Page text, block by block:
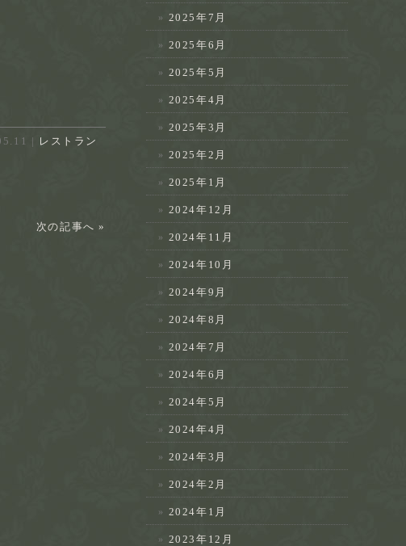
| レストラン
次の記事へ »
2025年7月
2025年6月
2025年5月
2025年4月
2025年3月
2025年2月
2025年1月
2024年12月
2024年11月
2024年10月
2024年9月
2024年8月
2024年7月
2024年6月
2024年5月
2024年4月
2024年3月
2024年2月
2024年1月
2023年12月